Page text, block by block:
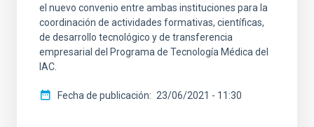
el nuevo convenio entre ambas instituciones para la
coordinación de actividades formativas, científicas,
de desarrollo tecnológico y de transferencia
empresarial del Programa de Tecnología Médica del
IAC.
Fecha de publicación 23/06/2021 - 11:30